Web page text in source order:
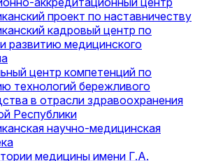
проект по наставничеству
кадровый центр по
развитию медицинского
центр компетенций по
технологий бережливого
в отрасли здравоохранения
Республики
научно-медицинская
медицины имени Г.А.